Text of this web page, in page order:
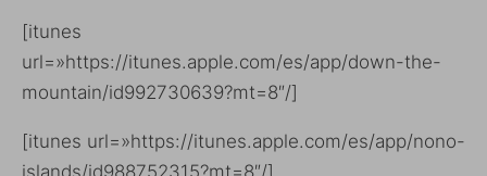
[itunes
url=»https://itunes.apple.com/es/app/down-the-
mountain/id992730639?mt=8″/]
[itunes url=»https://itunes.apple.com/es/app/nono-